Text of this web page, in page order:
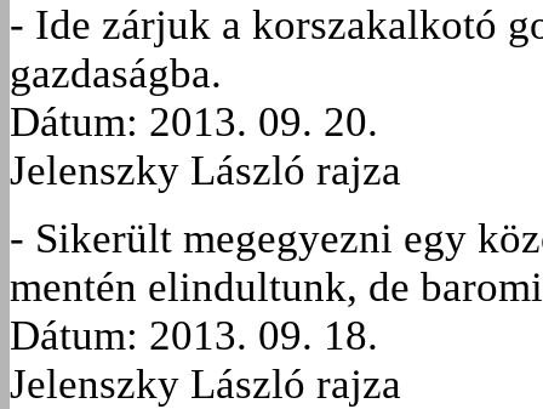
- Ide zárjuk a korszakalkotó
gazdaságba.
Dátum: 2013. 09. 20.
Jelenszky László rajza
- Sikerült megegyezni egy
mentén elindultunk, de
Dátum: 2013. 09. 18.
Jelenszky László rajza